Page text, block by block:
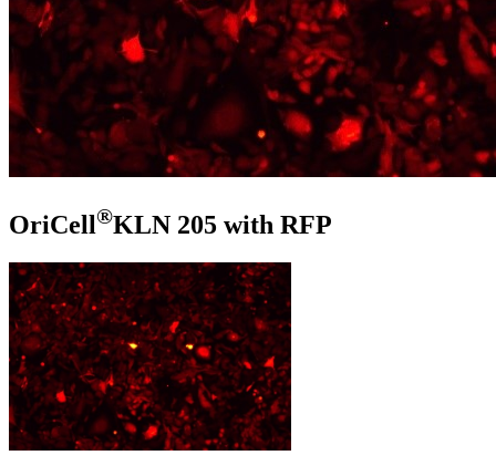
OriCell®KLN 205 with RFP